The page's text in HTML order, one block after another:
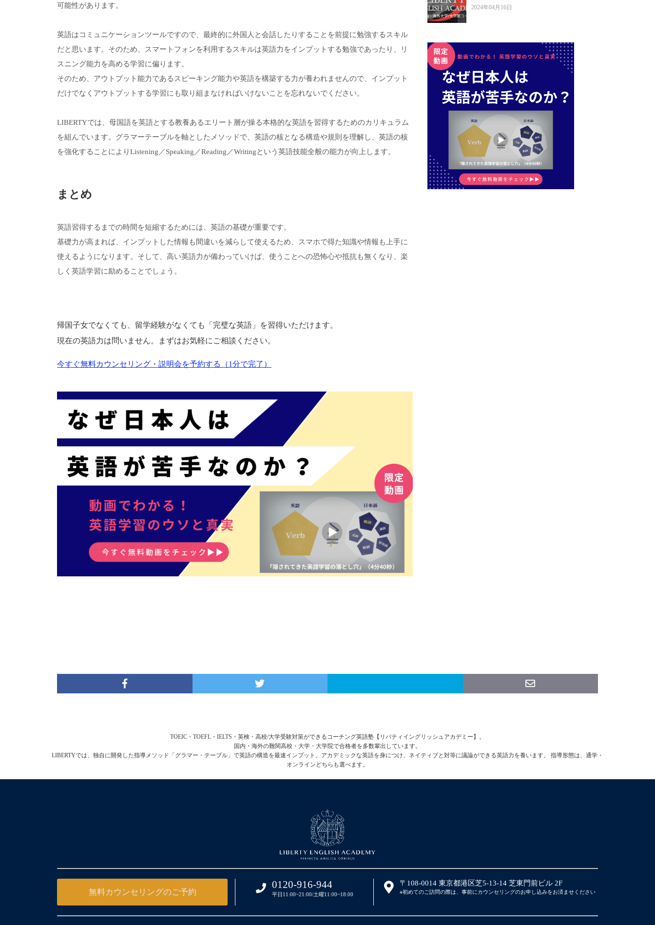
可能性があります。
英語はコミュニケーションツールですので、最終的に外国人と会話したりすることを前提に勉強するスキル
だと思います。そのため、スマートフォンを利用するスキルは英語力をインプットする勉強であったり、リ
スニング能力を高める学習に偏ります。
そのため、アウトプット能力であるスピーキング能力や英語を構築する力が養われませんので、インプット
だけでなくアウトプットする学習にも取り組まなければいけないことを忘れないでください。
LIBERTYでは、母国語を英語とする教養あるエリート層が操る本格的な英語を習得するためのカリキュラム
を組んでいます。グラマーテーブルを軸としたメソッドで、英語の核となる構造や規則を理解し、英語の核
を強化することによりListening／Speaking／Reading／Writingという英語技能全般の能力が向上します。
まとめ
英語習得するまでの時間を短縮するためには、英語の基礎が重要です。
基礎力が高まれば、インプットした情報も間違いを減らして使えるため、スマホで得た知識や情報も上手に
使えるようになります。そして、高い英語力が備わっていけば、使うことへの恐怖心や抵抗も無くなり、楽
しく英語学習に励めることでしょう。
帰国子女でなくても、留学経験がなくても「完璧な英語」を習得いただけます。
現在の英語力は問いません。まずはお気軽にご相談ください。
今すぐ無料カウンセリング・説明会を予約する（1分で完了）
2024年04月16日
TOEIC・TOEFL・IELTS・英検・高校/大学受験対策ができるコーチング英語塾【リバティイングリッシュアカデミー】。
国内・海外の難関高校・大学・大学院で合格者を多数輩出しています。
LIBERTYでは、独自に開発した指導メソッド「グラマー・テーブル」で英語の構造を最速インプット。アカデミックな英語を身につけ、ネイティブと対等に議論ができる英語力を養います。 指導形態は、通学・
オンラインどちらも選べます。
無料カウンセリングのご予約
0120-916-944
平日11:00~21:00/土曜11:00~18:00
〒108-0014 東京都港区芝5-13-14 芝東門前ビル 2F
※初めてのご訪問の際は、事前にカウンセリングのお申し込みをお済ませください